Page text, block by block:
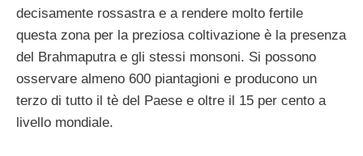
decisamente rossastra e a rendere molto fertile
questa zona per la preziosa coltivazione è la presenza
del Brahmaputra e gli stessi monsoni. Si possono
osservare almeno 600 piantagioni e producono un
terzo di tutto il tè del Paese e oltre il 15 per cento a
livello mondiale.